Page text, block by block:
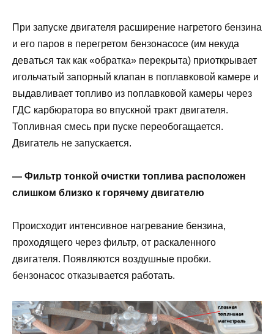
При запуске двигателя расширение нагретого бензина
и его паров в перегретом бензонасосе (им некуда
деваться так как «обратка» перекрыта) приоткрывает
игольчатый запорный клапан в поплавковой камере и
выдавливает топливо из поплавковой камеры через
ГДС карбюратора во впускной тракт двигателя.
Топливная смесь при пуске переобогащается.
Двигатель не запускается.
— Фильтр тонкой очистки топлива расположен
слишком близко к горячему двигателю
Происходит интенсивное нагревание бензина,
проходящего через фильтр, от раскаленного
двигателя. Появляются воздушные пробки.
бензонасос отказывается работать.